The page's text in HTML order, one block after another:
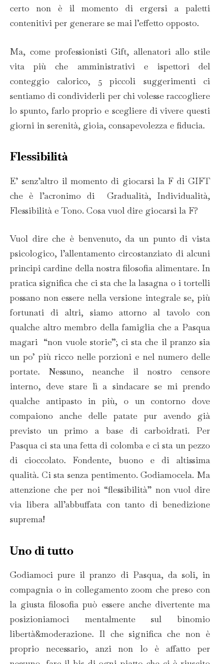
certo non è il momento di ergersi a paletti
contenitivi per generare se mai l’effetto opposto.
Ma, come professionisti Gift, allenatori allo stile
vita più che amministrativi e ispettori del
conteggio calorico, 5 piccoli suggerimenti ci
sentiamo di condividerli per chi volesse raccogliere
lo spunto, farlo proprio e scegliere di vivere questi
giorni in serenità, gioia, consapevolezza e fiducia.
Flessibilità
E’ senz’altro il momento di giocarsi la F di GIFT
che è l’acronimo di Gradualità, Individualità,
Flessibilità e Tono. Cosa vuol dire giocarsi la F?
Vuol dire che è benvenuto, da un punto di vista
psicologico, l’allentamento circostanziato di alcuni
principi cardine della nostra filosofia alimentare. In
pratica significa che ci sta che la lasagna o i tortelli
possano non essere nella versione integrale se, più
fortunati di altri, siamo attorno al tavolo con
qualche altro membro della famiglia che a Pasqua
magari “non vuole storie”; ci sta che il pranzo sia
un po’ più ricco nelle porzioni e nel numero delle
portate. Nessuno, neanche il nostro censore
interno, deve stare lì a sindacare se mi prendo
qualche antipasto in più, o un contorno dove
compaiono anche delle patate pur avendo già
previsto un primo a base di carboidrati. Per
Pasqua ci sta una fetta di colomba e ci sta un pezzo
di cioccolato. Fondente, buono e di altissima
qualità. Ci sta senza pentimento. Godiamocela. Ma
attenzione che per noi “flessibilità” non vuol dire
via libera all’abbuffata con tanto di benedizione
suprema!
Uno di tutto
Godiamoci pure il pranzo di Pasqua, da soli, in
compagnia o in collegamento zoom che preso con
la giusta filosofia può essere anche divertente ma
posizioniamoci mentalmente sul binomio
libertà&moderazione. Il che significa che non è
proprio necessario, anzi non lo è affatto per